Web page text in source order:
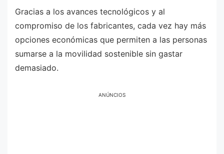
Gracias a los avances tecnológicos y al
compromiso de los fabricantes, cada vez hay más
opciones económicas que permiten a las personas
sumarse a la movilidad sostenible sin gastar
demasiado.
ANÚNCIOS